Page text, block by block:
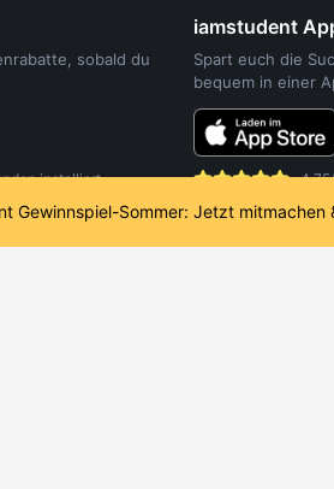
Gewinnspiel-Sommer: Jetzt mitmachen
sobald du
installiert.
iamstudent
Spart euch die
bequem in einer
4,75/